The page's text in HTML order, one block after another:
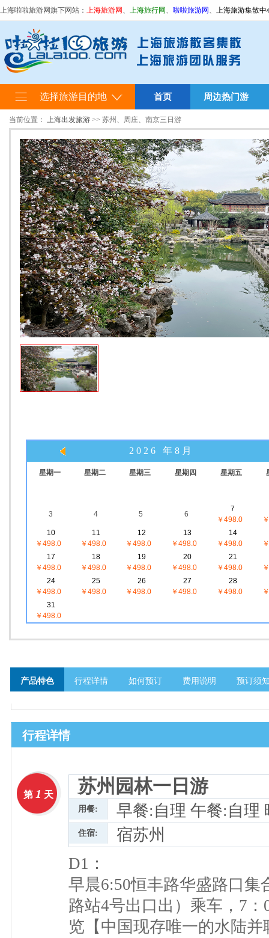
上海啦啦旅游网旗下网站： 上海旅游网 、 上海旅行网 、 啦啦旅游网 、 上海旅游集散中
选择旅游目的地 首页 周边热门游
当前位置： 上海出发旅游 >> 苏州、周庄、南京三日游
2026 年8月
星期一 星期二 星期三 星期四 星期五
3 4 5 6
7
￥498.0
10
￥498.0
11
￥498.0
12
￥498.0
13
￥498.0
14
￥498.0
17
￥498.0
18
￥498.0
19
￥498.0
20
￥498.0
21
￥498.0
24
￥498.0
25
￥498.0
26
￥498.0
27
￥498.0
28
￥498.0
31
￥498.0
产品特色 行程详情 如何预订 费用说明 预订须
行程详情
第 1 天 苏州园林一日游
用餐: 早餐:自理 午餐:自理
住宿:
宿苏州
D1：
早晨6:50恒丰路华盛路口集
路站4号出口出）乘车，7
览【中国现存唯一的水陆